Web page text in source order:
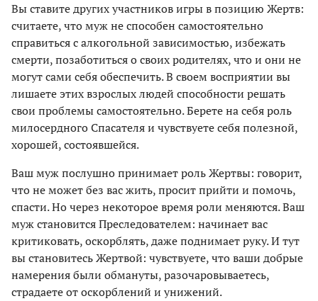
Вы ставите других участников игры в позицию Жертв:
считаете, что муж не способен самостоятельно
справиться с алкогольной зависимостью, избежать
смерти, позаботиться о своих родителях, что и они не
могут сами себя обеспечить. В своем восприятии вы
лишаете этих взрослых людей способности решать
свои проблемы самостоятельно. Берете на себя роль
милосердного Спасателя и чувствуете себя полезной,
хорошей, состоявшейся.
Ваш муж послушно принимает роль Жертвы: говорит,
что не может без вас жить, просит прийти и помочь,
спасти. Но через некоторое время роли меняются. Ваш
муж становится Преследователем: начинает вас
критиковать, оскорблять, даже поднимает руку. И тут
вы становитесь Жертвой: чувствуете, что ваши добрые
намерения были обмануты, разочаровываетесь,
страдаете от оскорблений и унижений.